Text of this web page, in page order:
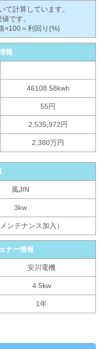
計算しています。
です。
×100＝利回り(%)
報
46108.58kwh
55円
2,535,972円
2,380万円
風JIN
3kw
ンテナンス加入）
ナー情報
安川電機
4.5kw
1年